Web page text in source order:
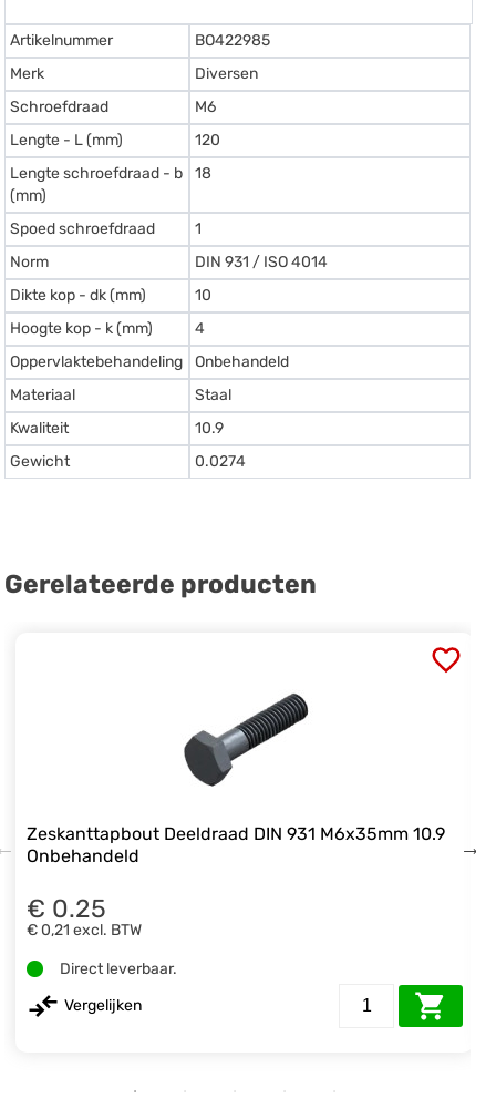
Artikelnummer
BO422985
Merk
Diversen
Schroefdraad
M6
Lengte - L (mm)
120
Lengte schroefdraad - b
(mm)
18
Spoed schroefdraad
1
Norm
DIN 931 / ISO 4014
Dikte kop - dk (mm)
10
Hoogte kop - k (mm)
4
Oppervlaktebehandeling
Onbehandeld
Materiaal
Staal
Kwaliteit
10.9
Gewicht
0.0274
Gerelateerde producten
Zeskanttapbout Deeldraad DIN 931 M6x35mm 10.9
Onbehandeld
€ 0.25
€ 0,21 excl. BTW
Direct leverbaar.
Vergelijken